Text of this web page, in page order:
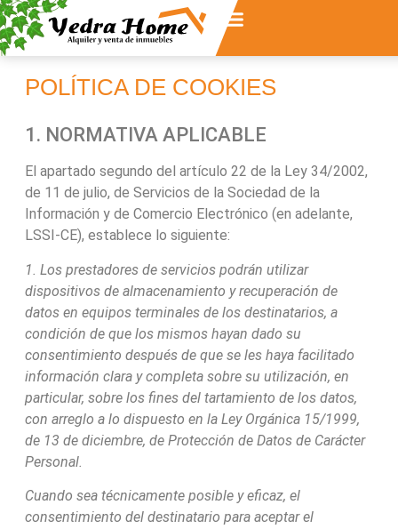
POLÍTICA DE COOKIES
1. NORMATIVA APLICABLE
El apartado segundo del artículo 22 de la Ley 34/2002,
de 11 de julio, de Servicios de la Sociedad de la
Información y de Comercio Electrónico (en adelante,
LSSI-CE), establece lo siguiente:
1. Los prestadores de servicios podrán utilizar
dispositivos de almacenamiento y recuperación de
datos en equipos terminales de los destinatarios, a
condición de que los mismos hayan dado su
consentimiento después de que se les haya facilitado
información clara y completa sobre su utilización, en
particular, sobre los fines del tartamiento de los datos,
con arreglo a lo dispuesto en la Ley Orgánica 15/1999,
de 13 de diciembre, de Protección de Datos de Carácter
Personal.
Cuando sea técnicamente posible y eficaz, el
consentimiento del destinatario para aceptar el